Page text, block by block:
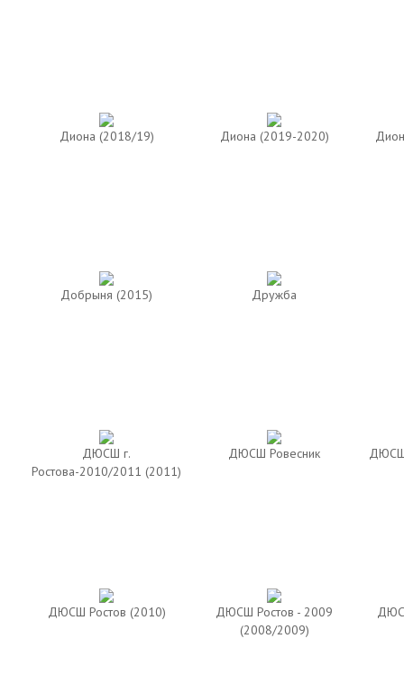
Диона (2018/19) Диона (2019-2020)
Добрыня (2015) Дружба
ДЮСШ г.
Ростова-2010/2011 (2011)
ДЮСШ Ровесник ДЮСШ
ДЮСШ Ростов (2010)
ДЮСШ Ростов - 2009
(2008/2009)